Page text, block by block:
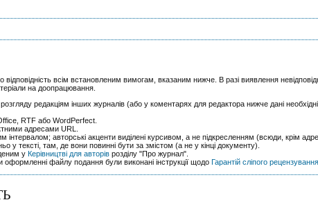
всім встановленим вимогам, вказаним нижче. В разі виявлення
на доопрацювання.
редакціям інших журналів (або у коментарях для редактора нижче дані необхідні
RTF або WordPerfect.
адресами URL.
авторські акценти виділені курсивом, а не підкресленням (всюди, крім
у тексті, там, де вони повинні бути за змістом (а не у кінці документу).
уКерівництві для авторів розділу "Про журнал".
файлу подання були виконані інструкції щодоГарантій сліпого рецензування